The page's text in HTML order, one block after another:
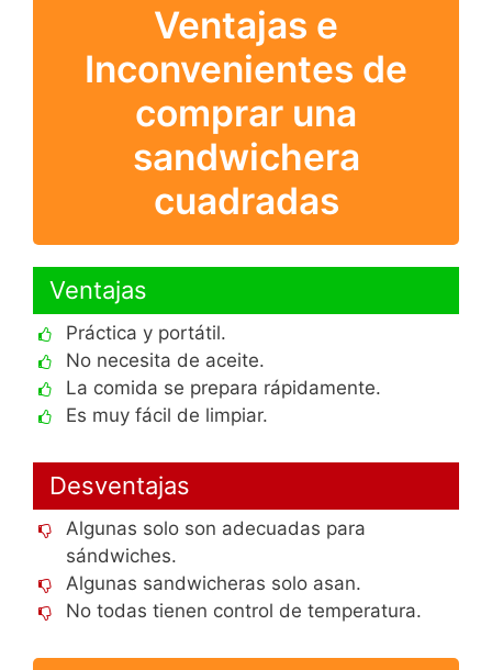
Ventajas e
Inconvenientes de
comprar una
sandwichera
cuadradas
Ventajas
Práctica y portátil.
No necesita de aceite.
La comida se prepara rápidamente.
Es muy fácil de limpiar.
Desventajas
Algunas solo son adecuadas para
sándwiches.
Algunas sandwicheras solo asan.
No todas tienen control de temperatura.